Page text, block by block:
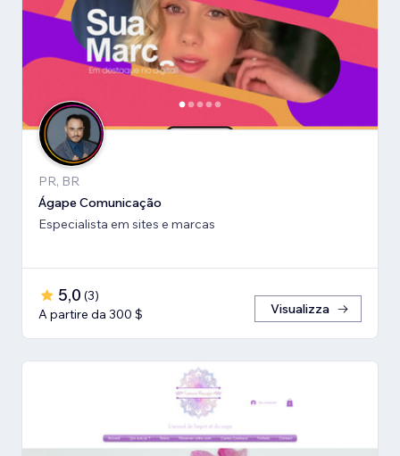
PR, BR
Ágape Comunicação
Especialista em sites e marcas
5,0 (3)
A partire da 300 $
Visualizza